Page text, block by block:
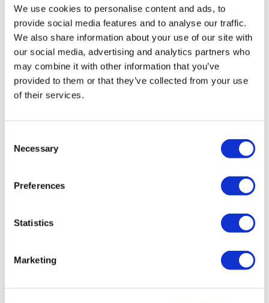
We use cookies to personalise content and ads, to
provide social media features and to analyse our traffic.
We also share information about your use of our site with
our social media, advertising and analytics partners who
may combine it with other information that you’ve
provided to them or that they’ve collected from your use
of their services.
Selection
Necessary
Preferences
Statistics
Marketing
FAQ
Блог
Политика Конфиденциальности
Условия и Положения
Политика отмены
Свяжитесь с нами
Добавьте свою клинику
Популярные направления
Spain Клиники
Mexico Клиники
Hungary Клиники
Популярные виды лечения в Турция